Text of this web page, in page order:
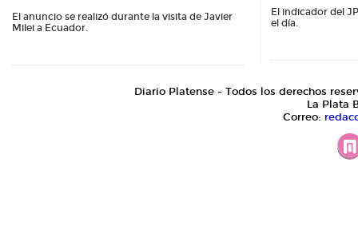
El anuncio se realizó durante la visita de Javier
Milei a Ecuador.
El indicador del
el día.
Diario Platense - Todos los derechos
La Plata
Correo: